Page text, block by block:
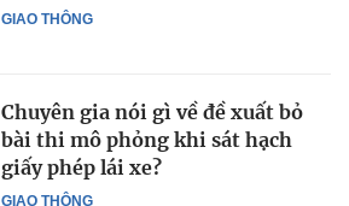
GIAO THÔNG
GIAO THÔNG
Chuyên gia nói gì về đề xuất bỏ
bài thi mô phỏng khi sát hạch
giấy phép lái xe?